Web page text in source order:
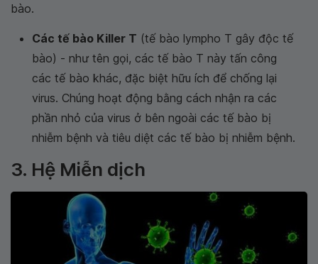
bào.
Các tế bào Killer T (tế bào lympho T gây độc tế
bào) - như tên gọi, các tế bào T này tấn công
các tế bào khác, đặc biệt hữu ích để chống lại
virus. Chúng hoạt động bằng cách nhận ra các
phần nhỏ của virus ở bên ngoài các tế bào bị
nhiễm bệnh và tiêu diệt các tế bào bị nhiễm bệnh.
3. Hệ Miễn dịch